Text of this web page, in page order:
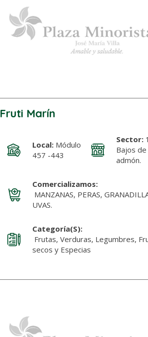
Fruti Marín
Local:Módulo
457 -443
Sector:
Bajos de
admón.
Comercializamos:
MANZANAS, PERAS,
UVAS.
Categoría(s):
Frutas, Verduras, Legumbres,
secos y Especias